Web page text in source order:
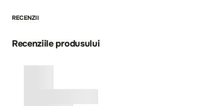
RECENZII
Recenziile produsului